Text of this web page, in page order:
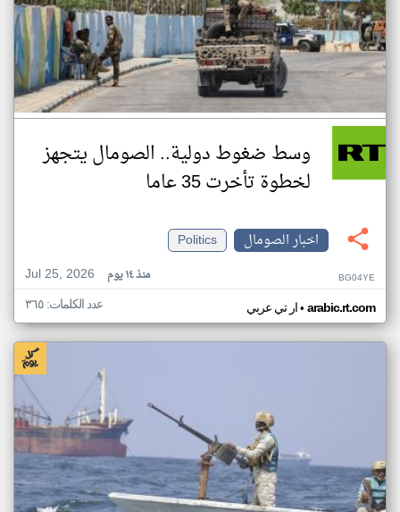
وسط ضغوط دولية.. الصومال يتجهز
لخطوة تأخرت 35 عاما
اخبار الصومال
Politics
Jul 25, 2026
منذ ١٤ يوم BG04YE
ار تي عربي• arabic.rt.com عدد الكلمات: ٣٦٥